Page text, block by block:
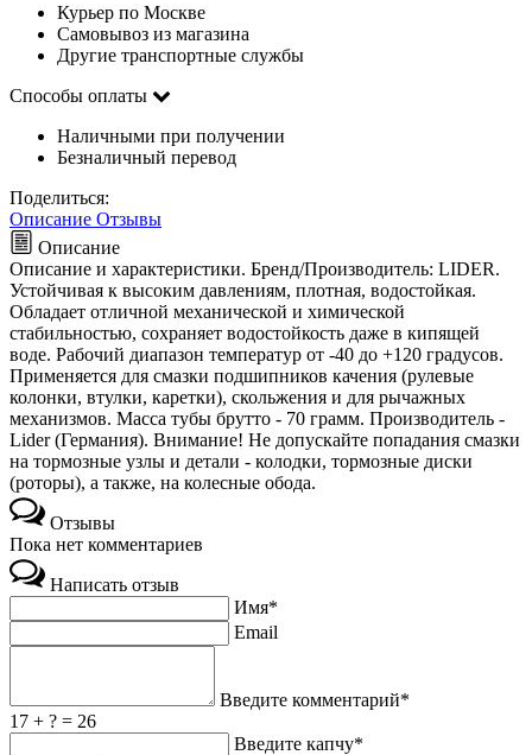
Курьер по Москве
Самовывоз из магазина
Другие транспортные службы
Способы оплаты
Наличными при получении
Безналичный перевод
Поделиться:
Описание Отзывы
Описание
Описание и характеристики. Бренд/Производитель: LIDER.
Устойчивая к высоким давлениям, плотная, водостойкая.
Обладает отличной механической и химической
стабильностью, сохраняет водостойкость даже в кипящей
воде. Рабочий диапазон температур от -40 до +120 градусов.
Применяется для смазки подшипников качения (рулевые
колонки, втулки, каретки), скольжения и для рычажных
механизмов. Масса тубы брутто - 70 грамм. Производитель -
Lider (Германия). Внимание! Не допускайте попадания смазки
на тормозные узлы и детали - колодки, тормозные диски
(роторы), а также, на колесные обода.
Отзывы
Пока нет комментариев
Написать отзыв
Имя*
Email
Введите комментарий*
17 + ? = 26
Введите капчу*